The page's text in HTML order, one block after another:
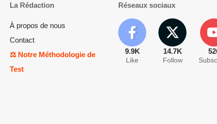
La Rédaction
À propos de nous
Contact
⚖️ Notre Méthodologie de
Test
Réseaux sociaux
9.9K
Like
14.7K
Follow